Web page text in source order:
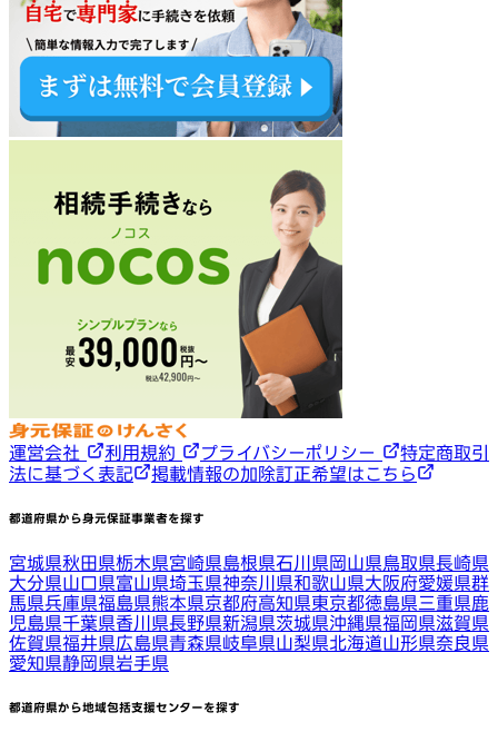
運営会社 利用規約 プライバシーポリシー
特定商取引
法に基づく表記
掲載情報の加除訂正希望はこちら
都道府県から身元保証事業者を探す
宮城県秋田県栃木県宮崎県島根県石川県岡山県鳥取県長崎県
大分県山口県富山県埼玉県神奈川県和歌山県大阪府愛媛県群
馬県兵庫県福島県熊本県京都府高知県東京都徳島県三重県鹿
児島県千葉県香川県長野県新潟県茨城県沖縄県福岡県滋賀県
佐賀県福井県広島県青森県岐阜県山梨県北海道山形県奈良県
愛知県静岡県岩手県
都道府県から地域包括支援センターを探す